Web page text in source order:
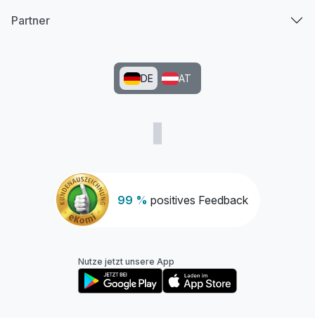
99 % positives Feedback
Partner
DE AT
Nutze jetzt unsere App